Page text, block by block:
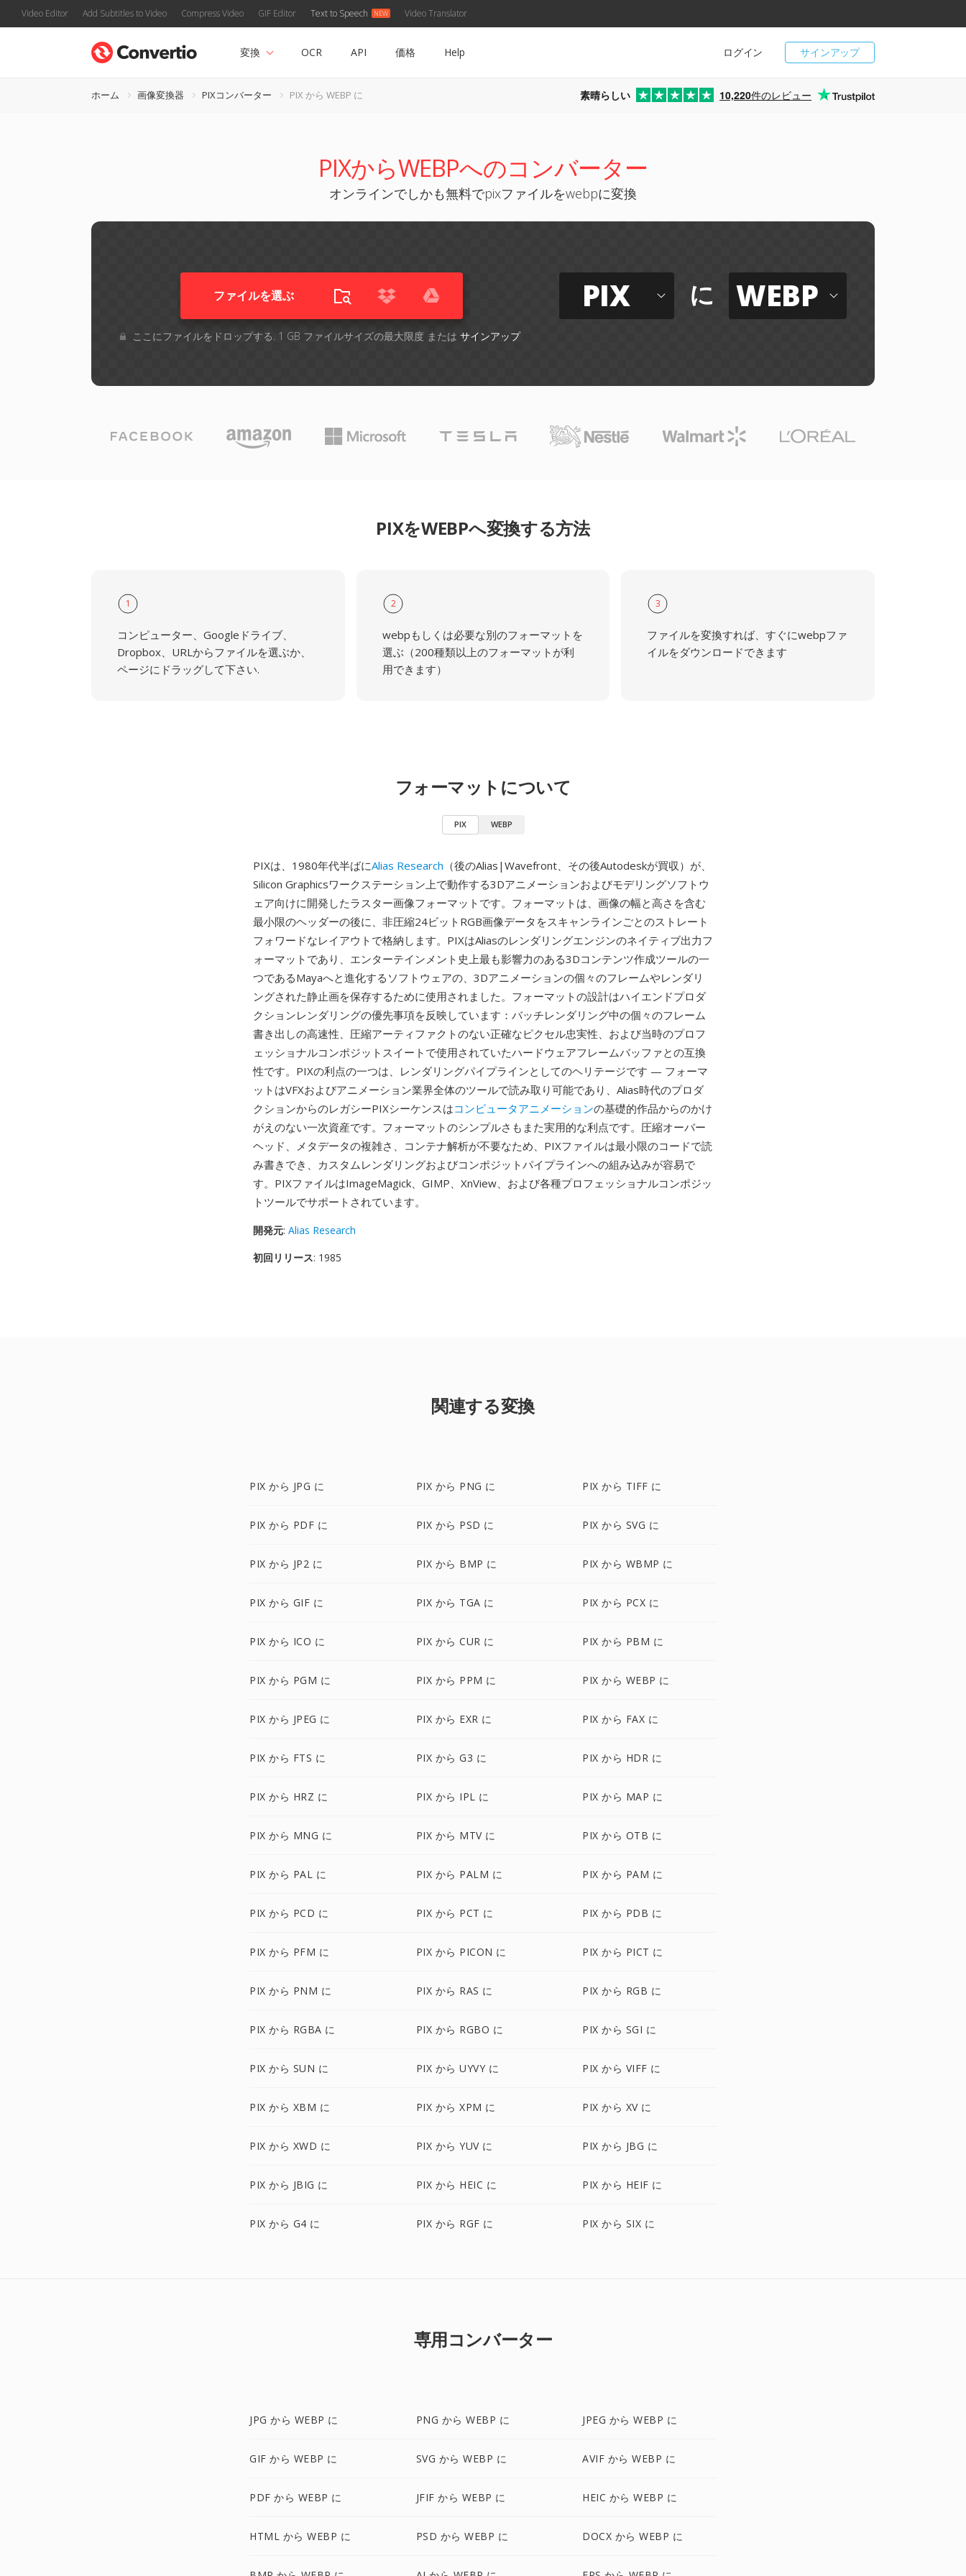
Video Editor Add Subtitles to Video Compress Video GIF Editor Text to Speech Video Translator
サインアップ
ログイン
変換 OCR API 価格 Help
ホーム 画像変換器 PIXコンバーター PIX から WEBP に 素晴らしい 10,220件のレビュー
PIXからWEBPへのコンバーター
オンラインでしかも無料でpixファイルをwebpに変換
ファイルを選ぶ
ここにファイルをドロップする. 1 GB ファイルサイズの最大限度 または サインアップ
PIX に WEBP
PIXをWEBPへ変換する方法
1
コンピューター、Googleドライブ、
Dropbox、URLからファイルを選ぶか、
ページにドラッグして下さい.
2
webpもしくは必要な別のフォーマットを
選ぶ（200種類以上のフォーマットが利
用できます）
3
ファイルを変換すれば、すぐにwebpファ
イルをダウンロードできます
フォーマットについて
PIX WEBP
PIXは、1980年代半ばにAlias Research （後のAlias|Wavefront、その後Autodeskが買収）が、
Silicon Graphicsワークステーション上で動作する3Dアニメーションおよびモデリングソフトウ
ェア向けに開発したラスター画像フォーマットです。フォーマットは、画像の幅と高さを含む
最小限のヘッダーの後に、非圧縮24ビットRGB画像データをスキャンラインごとのストレート
フォワードなレイアウトで格納します。PIXはAliasのレンダリングエンジンのネイティブ出力フ
ォーマットであり、エンターテインメント史上最も影響力のある3Dコンテンツ作成ツールの一
つであるMayaへと進化するソフトウェアの、3Dアニメーションの個々のフレームやレンダリ
ングされた静止画を保存するために使用されました。フォーマットの設計はハイエンドプロダ
クションレンダリングの優先事項を反映しています：バッチレンダリング中の個々のフレーム
書き出しの高速性、圧縮アーティファクトのない正確なピクセル忠実性、および当時のプロフ
ェッショナルコンポジットスイートで使用されていたハードウェアフレームバッファとの互換
性です。PIXの利点の一つは、レンダリングパイプラインとしてのヘリテージです — フォーマ
ットはVFXおよびアニメーション業界全体のツールで読み取り可能であり、Alias時代のプロダ
クションからのレガシーPIXシーケンスはコンピュータアニメーションの基礎的作品からのかけ
がえのない一次資産です。フォーマットのシンプルさもまた実用的な利点です。圧縮オーバー
ヘッド、メタデータの複雑さ、コンテナ解析が不要なため、PIXファイルは最小限のコードで読
み書きでき、カスタムレンダリングおよびコンポジットパイプラインへの組み込みが容易で
す。PIXファイルはImageMagick、GIMP、XnView、および各種プロフェッショナルコンポジッ
トツールでサポートされています。
開発元: Alias Research
初回リリース: 1985
関連する変換
PIX から JPG に PIX から PNG に PIX から TIFF に
PIX から PDF に PIX から PSD に PIX から SVG に
PIX から JP2 に PIX から BMP に PIX から WBMP に
PIX から GIF に PIX から TGA に PIX から PCX に
PIX から ICO に PIX から CUR に PIX から PBM に
PIX から PGM に PIX から PPM に PIX から WEBP に
PIX から JPEG に PIX から EXR に PIX から FAX に
PIX から FTS に PIX から G3 に PIX から HDR に
PIX から HRZ に PIX から IPL に PIX から MAP に
PIX から MNG に PIX から MTV に PIX から OTB に
PIX から PAL に PIX から PALM に PIX から PAM に
PIX から PCD に PIX から PCT に PIX から PDB に
PIX から PFM に PIX から PICON に PIX から PICT に
PIX から PNM に PIX から RAS に PIX から RGB に
PIX から RGBA に PIX から RGBO に PIX から SGI に
PIX から SUN に PIX から UYVY に PIX から VIFF に
PIX から XBM に PIX から XPM に PIX から XV に
PIX から XWD に PIX から YUV に PIX から JBG に
PIX から JBIG に PIX から HEIC に PIX から HEIF に
PIX から G4 に PIX から RGF に PIX から SIX に
専用コンバーター
JPG から WEBP に PNG から WEBP に JPEG から WEBP に
GIF から WEBP に SVG から WEBP に AVIF から WEBP に
PDF から WEBP に JFIF から WEBP に HEIC から WEBP に
HTML から WEBP に PSD から WEBP に DOCX から WEBP に